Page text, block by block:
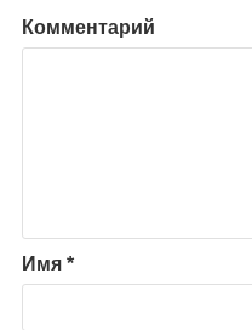
Комментарий
Имя *